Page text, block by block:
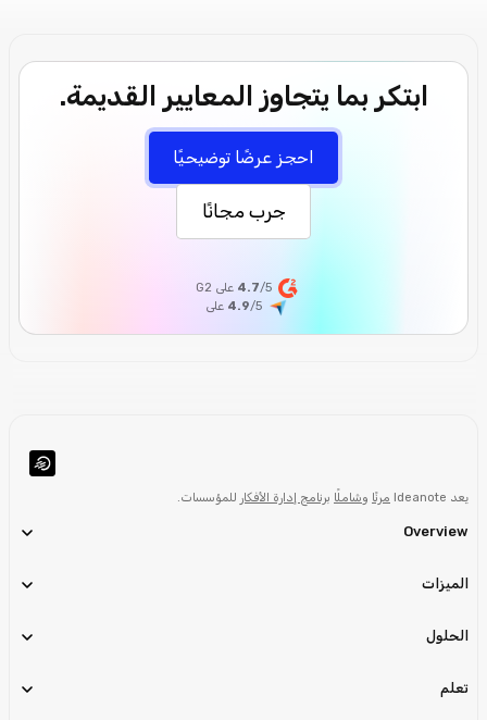
ابتكر بما يتجاوز المعايير القديمة.
احجز عرضًا توضيحيًا
جرب مجانًا
4.7/5 على G2
4.9/5 على
يعد Ideanote مرنًا وشاملًا برنامج إدارة الأفكار للمؤسسات.
Overview
الميزات
الحلول
تعلم